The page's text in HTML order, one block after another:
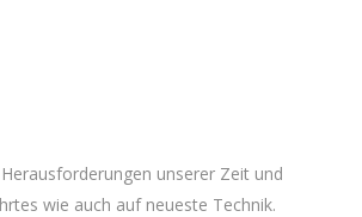
unserer Zeit und
wie auch auf neueste Technik.